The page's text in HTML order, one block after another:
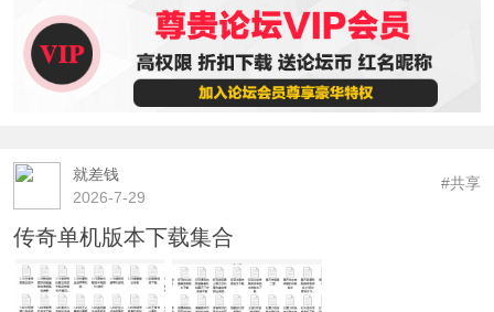
就差钱
2026-7-29
#共享
传奇单机版本下载集合